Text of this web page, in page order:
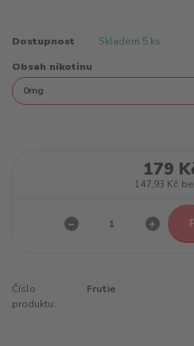
Dostupnost Skladem 5 ks
Obsah nikotinu
179
147,93 Kč
Číslo
produktu:
Frutie